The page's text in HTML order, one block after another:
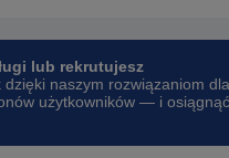
lub rekrutujesz
dzięki naszym rozwiązaniom dla
użytkowników — i osiągnąć